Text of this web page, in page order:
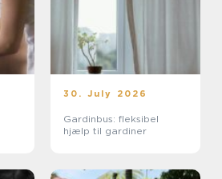
30. July 2026
Gardinbus: fleksibel
hjælp til gardiner